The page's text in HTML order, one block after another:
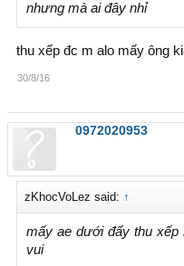
nhưng mà ai đây nhỉ
thu xếp đc m alo mấy ông
30/8/16
0972020953
zKhocVoLez said: ↑
mấy ae dưới đấy thu xếp
vui